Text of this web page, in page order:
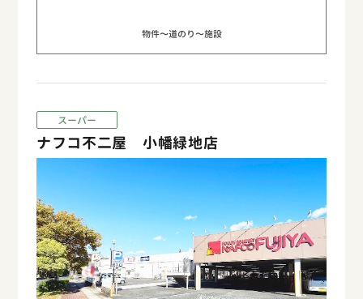
物件〜道のり〜施設
スーパー
ナフコ不二屋 小幡緑地店